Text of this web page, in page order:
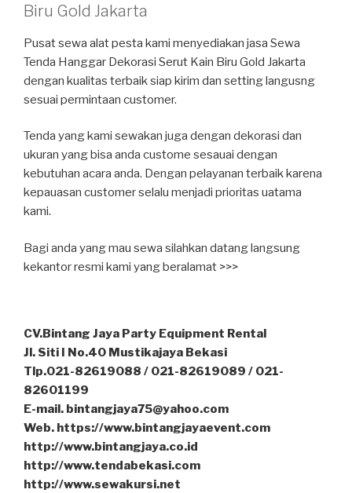
Biru Gold Jakarta
Pusat sewa alat pesta kami menyediakan jasa Sewa
Tenda Hanggar Dekorasi Serut Kain Biru Gold Jakarta
dengan kualitas terbaik siap kirim dan setting langusng
sesuai permintaan customer.
Tenda yang kami sewakan juga dengan dekorasi dan
ukuran yang bisa anda custome sesauai dengan
kebutuhan acara anda. Dengan pelayanan terbaik karena
kepauasan customer selalu menjadi prioritas uatama
kami.
Bagi anda yang mau sewa silahkan datang langsung
kekantor resmi kami yang beralamat >>>
CV.Bintang Jaya Party Equipment Rental
Jl. Siti I No.40 Mustikajaya Bekasi
Tlp.021-82619088 / 021-82619089 / 021-
82601199
E-mail. bintangjaya75@yahoo.com
Web. https://www.bintangjayaevent.com
http://www.bintangjaya.co.id
http://www.tendabekasi.com
http://www.sewakursi.net